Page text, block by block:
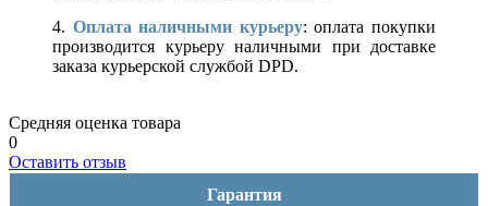
4. Оплата наличными курьеру: оплата покупки
производится курьеру наличными при доставке
заказа курьерской службой DPD.
Средняя оценка товара
0
Оставить отзыв
Гарантия